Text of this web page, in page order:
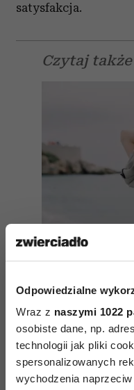
Odpowiedzialne
Wraz z naszymi 1022
osobiste dane, np.
technologii jak pliki
spersonalizowanych
wychodzenia
satysfakcja.
Czytaj także
Jak
Dlaczego
krańcowo
wyjaśnia